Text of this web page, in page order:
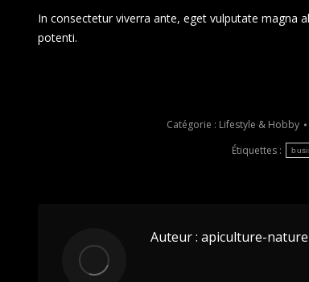
In consectetur viverra ante, eget vulputate magna
potenti.
Catégorie : Lifestyle & Hobby
Étiquettes :
Auteur : apiculture-